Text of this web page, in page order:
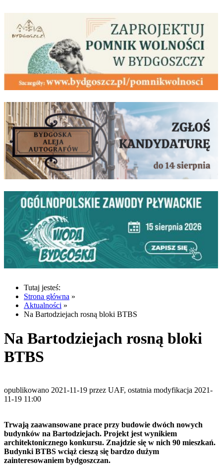
Tutaj jesteś:
Strona główna »
Aktualności »
Na Bartodziejach rosną bloki BTBS
Na Bartodziejach rosną bloki
BTBS
opublikowano 2021-11-19 przez UAF, ostatnia modyfikacja 2021-
11-19 11:00
Trwają zaawansowane prace przy budowie dwóch nowych
budynków na Bartodziejach. Projekt jest wynikiem
architektonicznego konkursu. Znajdzie się w nich 90 mieszkań.
Budynki BTBS wciąż cieszą się bardzo dużym
zainteresowaniem bydgoszczan.